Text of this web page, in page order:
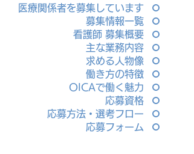
医療関係者を募集しています
募集情報一覧
看護師 募集概要
主な業務内容
求める人物像
働き方の特徴
OICAで働く魅力
応募資格
応募方法・選考フロー
応募フォーム